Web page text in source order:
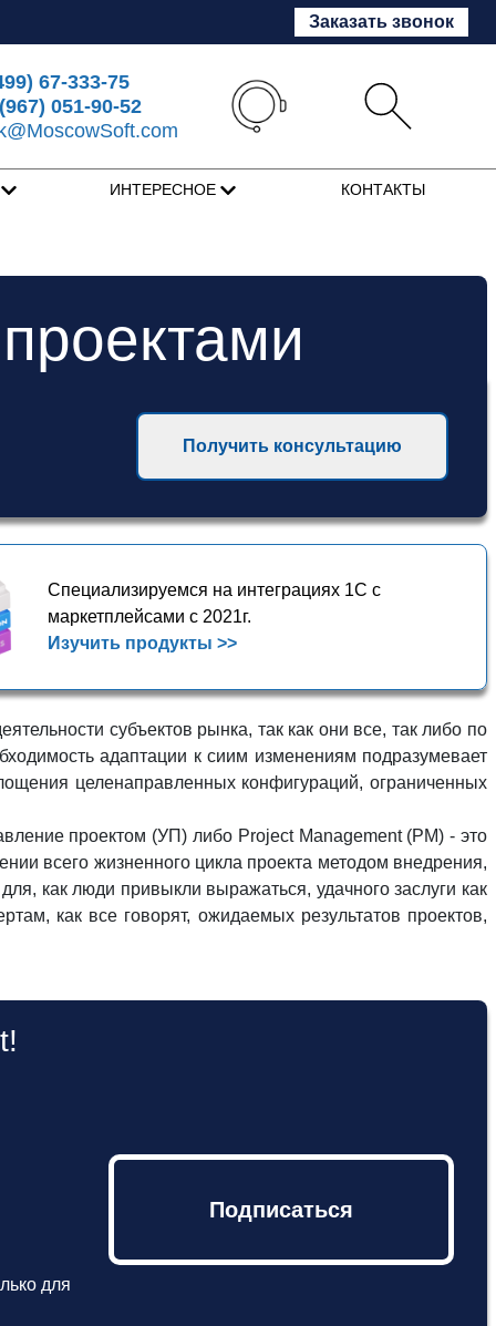
Заказать звонок
67-333-75
051-90-52
ИНТЕРЕСНОЕ КОНТАКТЫ
Получить консультацию
Специализируемся на интеграциях 1С с
маркетплейсами с 2021г.
Изучить продукты >>
субъектов рынка, так как они все, так либо по
адаптации к сиим изменениям подразумевает
целенаправленных конфигураций, ограниченных
проектом (УП) либо Project Management (PM) - это
всего жизненного цикла проекта методом внедрения,
как люди привыкли выражаться, удачного заслуги как
как все говорят, ожидаемых результатов проектов,
для
Подписаться